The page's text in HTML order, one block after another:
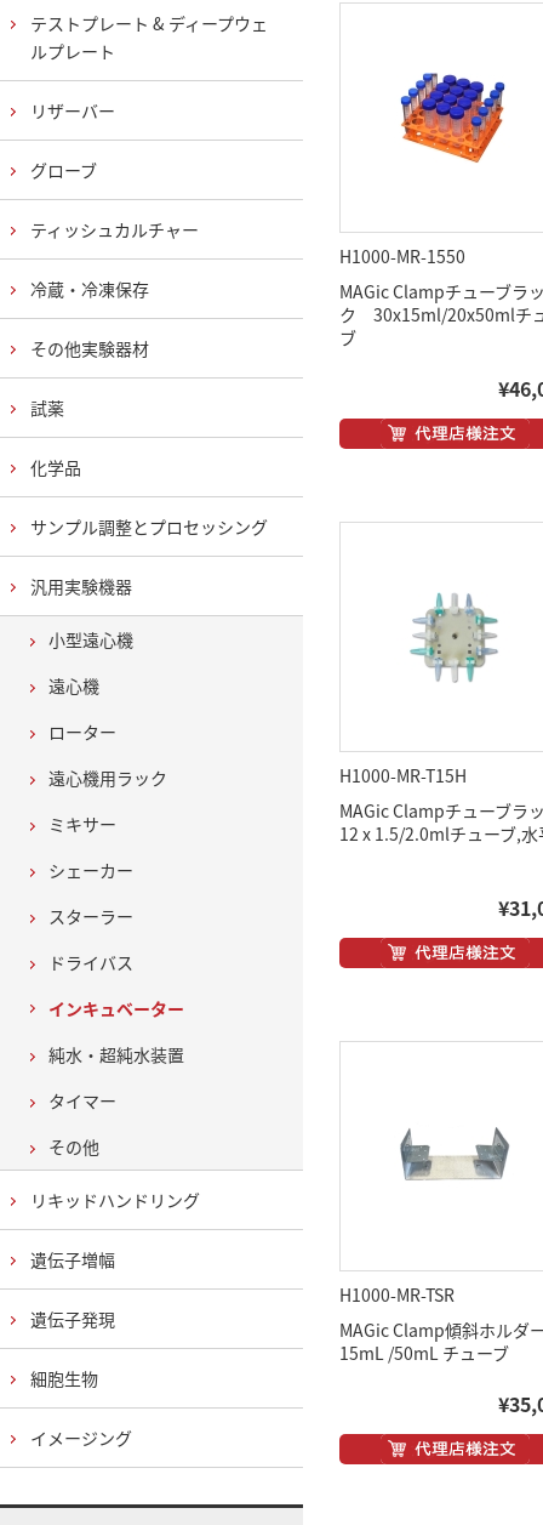
H1000-MR-1550
MAGic Clampチューブラ
ク 30x15ml/20x50mlチ
ブ
H1000-MR-T15H
MAGic Clampチューブラ
12 x 1.5/2.0mlチューブ,水
H1000-MR-TSR
MAGic Clamp傾斜ホルダ
15mL /50mL チューブ
テストプレート & ディープウェ
ルプレート
リザーバー
グローブ
ティッシュカルチャー
冷蔵・冷凍保存
その他実験器材
試薬
化学品
サンプル調整とプロセッシング
汎用実験機器
小型遠心機
遠心機
ローター
遠心機用ラック
ミキサー
シェーカー
スターラー
ドライバス
インキュベーター
純水・超純水装置
タイマー
その他
リキッドハンドリング
遺伝子増幅
遺伝子発現
細胞生物
イメージング